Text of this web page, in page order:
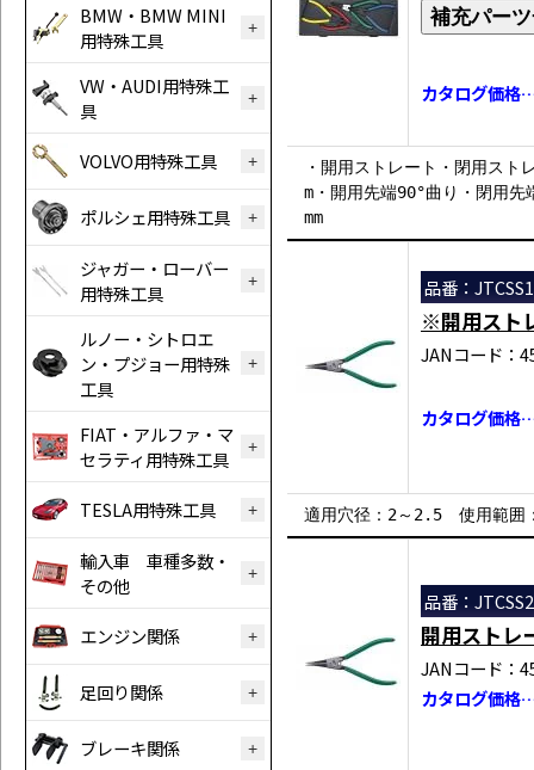
BMW・BMW MINI
用特殊工具
VW・AUDI用特殊工
具
VOLVO用特殊工具
ポルシェ用特殊工具
ジャガー・ローバー
用特殊工具
ルノー・シトロエ
ン・プジョー用特殊
工具
FIAT・アルファ・マ
セラティ用特殊工具
TESLA用特殊工具
輸入車 車種多数・
その他
エンジン関係
足回り関係
ブレーキ関係
補充パー
カタログ価格
・開用ストレート・閉用スト
m・開用先端90°曲り・閉用
mm
品番：
※開用スト
JANコード：
カタログ価格
適用穴径：2～2.5 使用範囲
品番：
開用ストレ
JANコード：
カタログ価格